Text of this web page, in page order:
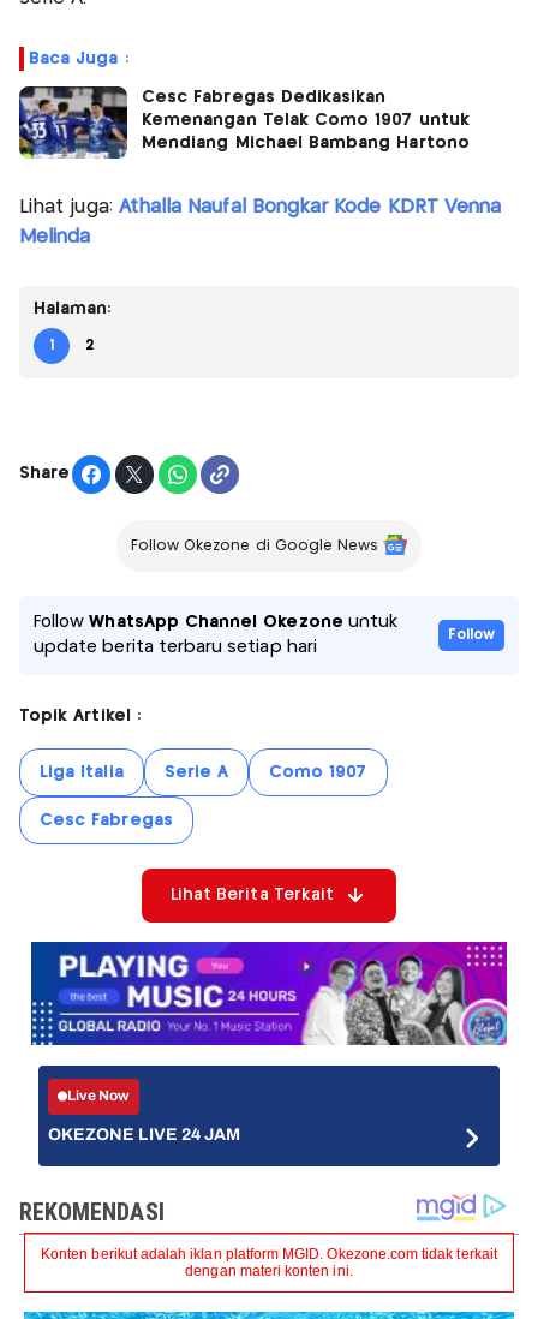
Baca Juga :
Cesc Fabregas Dedikasikan
Kemenangan Telak Como 1907 untuk
Mendiang Michael Bambang Hartono
Lihat juga: Athalla Naufal Bongkar Kode KDRT Venna
Melinda
Halaman:
1 2
Share
Follow Okezone di Google News
FollowWhatsApp Channel Okezone untuk
update berita terbaru setiap hari
Follow
Topik Artikel :
Liga Italia Serie A Como 1907
Cesc Fabregas
Lihat Berita Terkait
Live Now
OKEZONE LIVE 24 JAM